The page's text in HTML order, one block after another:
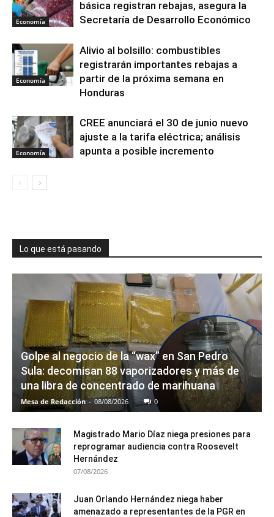
Economía
básica registran rebajas, asegura la
Secretaría de Desarrollo Económico
Economía
Alivio al bolsillo: combustibles
registrarán importantes rebajas a
partir de la próxima semana en
Honduras
Economía
CREE anunciará el 30 de junio nuevo
ajuste a la tarifa eléctrica; análisis
apunta a posible incremento
Lo que está pasando
Golpe al negocio de la “wax” en San Pedro
Sula: decomisan 88 vaporizadores y más de
una libra de concentrado de marihuana
Mesa de Redacción - 08/08/2026 0
Magistrado Mario Díaz niega presiones para
reprogramar audiencia contra Roosevelt
Hernández
07/08/2026
Juan Orlando Hernández niega haber
amenazado a representantes de la PGR en